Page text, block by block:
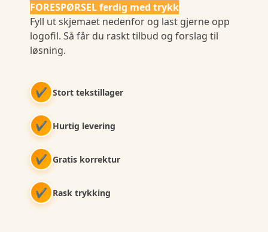
FORESPØRSEL ferdig med trykk
Fyll ut skjemaet nedenfor og last gjerne opp
logofil. Så får du raskt tilbud og forslag til
løsning.
✔ Stort tekstillager
✔ Hurtig levering
✔ Gratis korrektur
✔ Rask trykking